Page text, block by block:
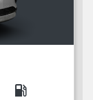
local_gas_station